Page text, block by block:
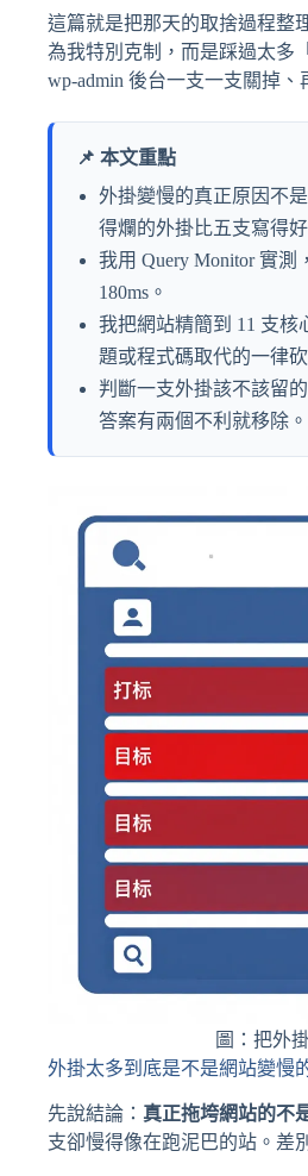
這篇就是把那天的取捨過程整
為我特別克制，而是踩過太多
wp-admin 後台一支一支關掉、
📌 本文重點
外掛變慢的真正原因不
得爛的外掛比五支寫得
我用 Query Monitor 實測
180ms。
我把網站精簡到 11 支核
題或程式碼取代的一律砍
判斷一支外掛該不該留
答案有兩個不利就移除。
圖：把外
外掛太多到底是不是網站變慢
先說結論： 真正拖垮網站的不
支卻慢得像在跑泥巴的站。差